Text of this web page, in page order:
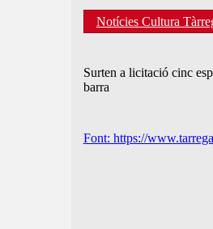
Notícies Cultura
Surten a licitació cinc
barra
Font: https://